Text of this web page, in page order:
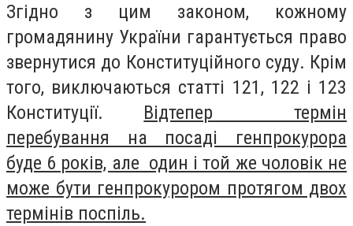
Згідно з цим законом, кожному
громадянину України гарантується право
звернутися до Конституційного суду. Крім
того, виключаються статті 121, 122 і 123
Конституції. Відтепер термін
перебування на посаді генпрокурора
буде 6 років, але один і той же чоловік не
може бути генпрокурором протягом двох
термінів поспіль.